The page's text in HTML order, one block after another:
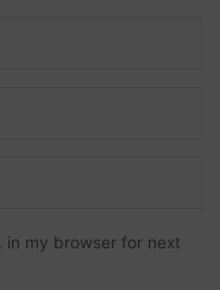
in my browser for next